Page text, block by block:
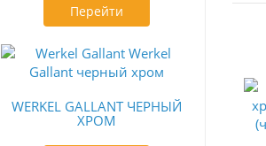
Перейти
WERKEL GALLANT ЧЕРНЫЙ
ХРОМ